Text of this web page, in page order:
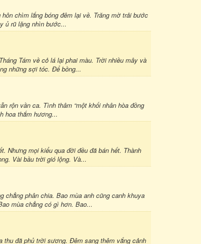
chìm lắng bóng đêm lại về. Trăng mờ trải bước
ủ rũ lặng nhìn bước...
Tám về cỏ lá lại phai màu. Trời nhiều mây và
những sợi tóc. Để bồng...
rộn vần ca. Tình thâm “một khối nhân hòa đồng
hoa thắm hương...
Nhưng mọi kiểu qua đời đều đã bán hết. Thành
Vài bầu trời gió lộng. Và...
chẳng phân chia. Bao mùa anh cũng canh khuya
mùa chẳng có gì hơn. Bao...
thu đã phủ trời sương. Đêm sang thêm vắng cảnh